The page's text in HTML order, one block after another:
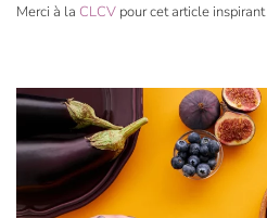
Merci à la CLCV pour cet article inspirant